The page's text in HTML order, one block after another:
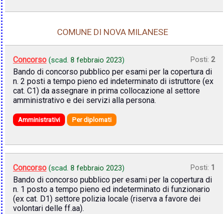
COMUNE DI NOVA MILANESE
Concorso (scad. 8 febbraio 2023) Posti: 2
Bando di concorso pubblico per esami per la copertura di
n. 2 posti a tempo pieno ed indeterminato di istruttore (ex
cat. C1) da assegnare in prima collocazione al settore
amministrativo e dei servizi alla persona.
Amministrativi Per diplomati
Concorso (scad. 8 febbraio 2023) Posti: 1
Bando di concorso pubblico per esami per la copertura di
n. 1 posto a tempo pieno ed indeterminato di funzionario
(ex cat. D1) settore polizia locale (riserva a favore dei
volontari delle ff.aa).